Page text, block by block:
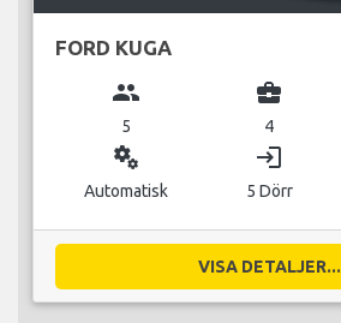
FORD KUGA
group
5
business_center
4
miscellaneous_services
Automatisk
login
5 Dörr
VISA DETALJER...